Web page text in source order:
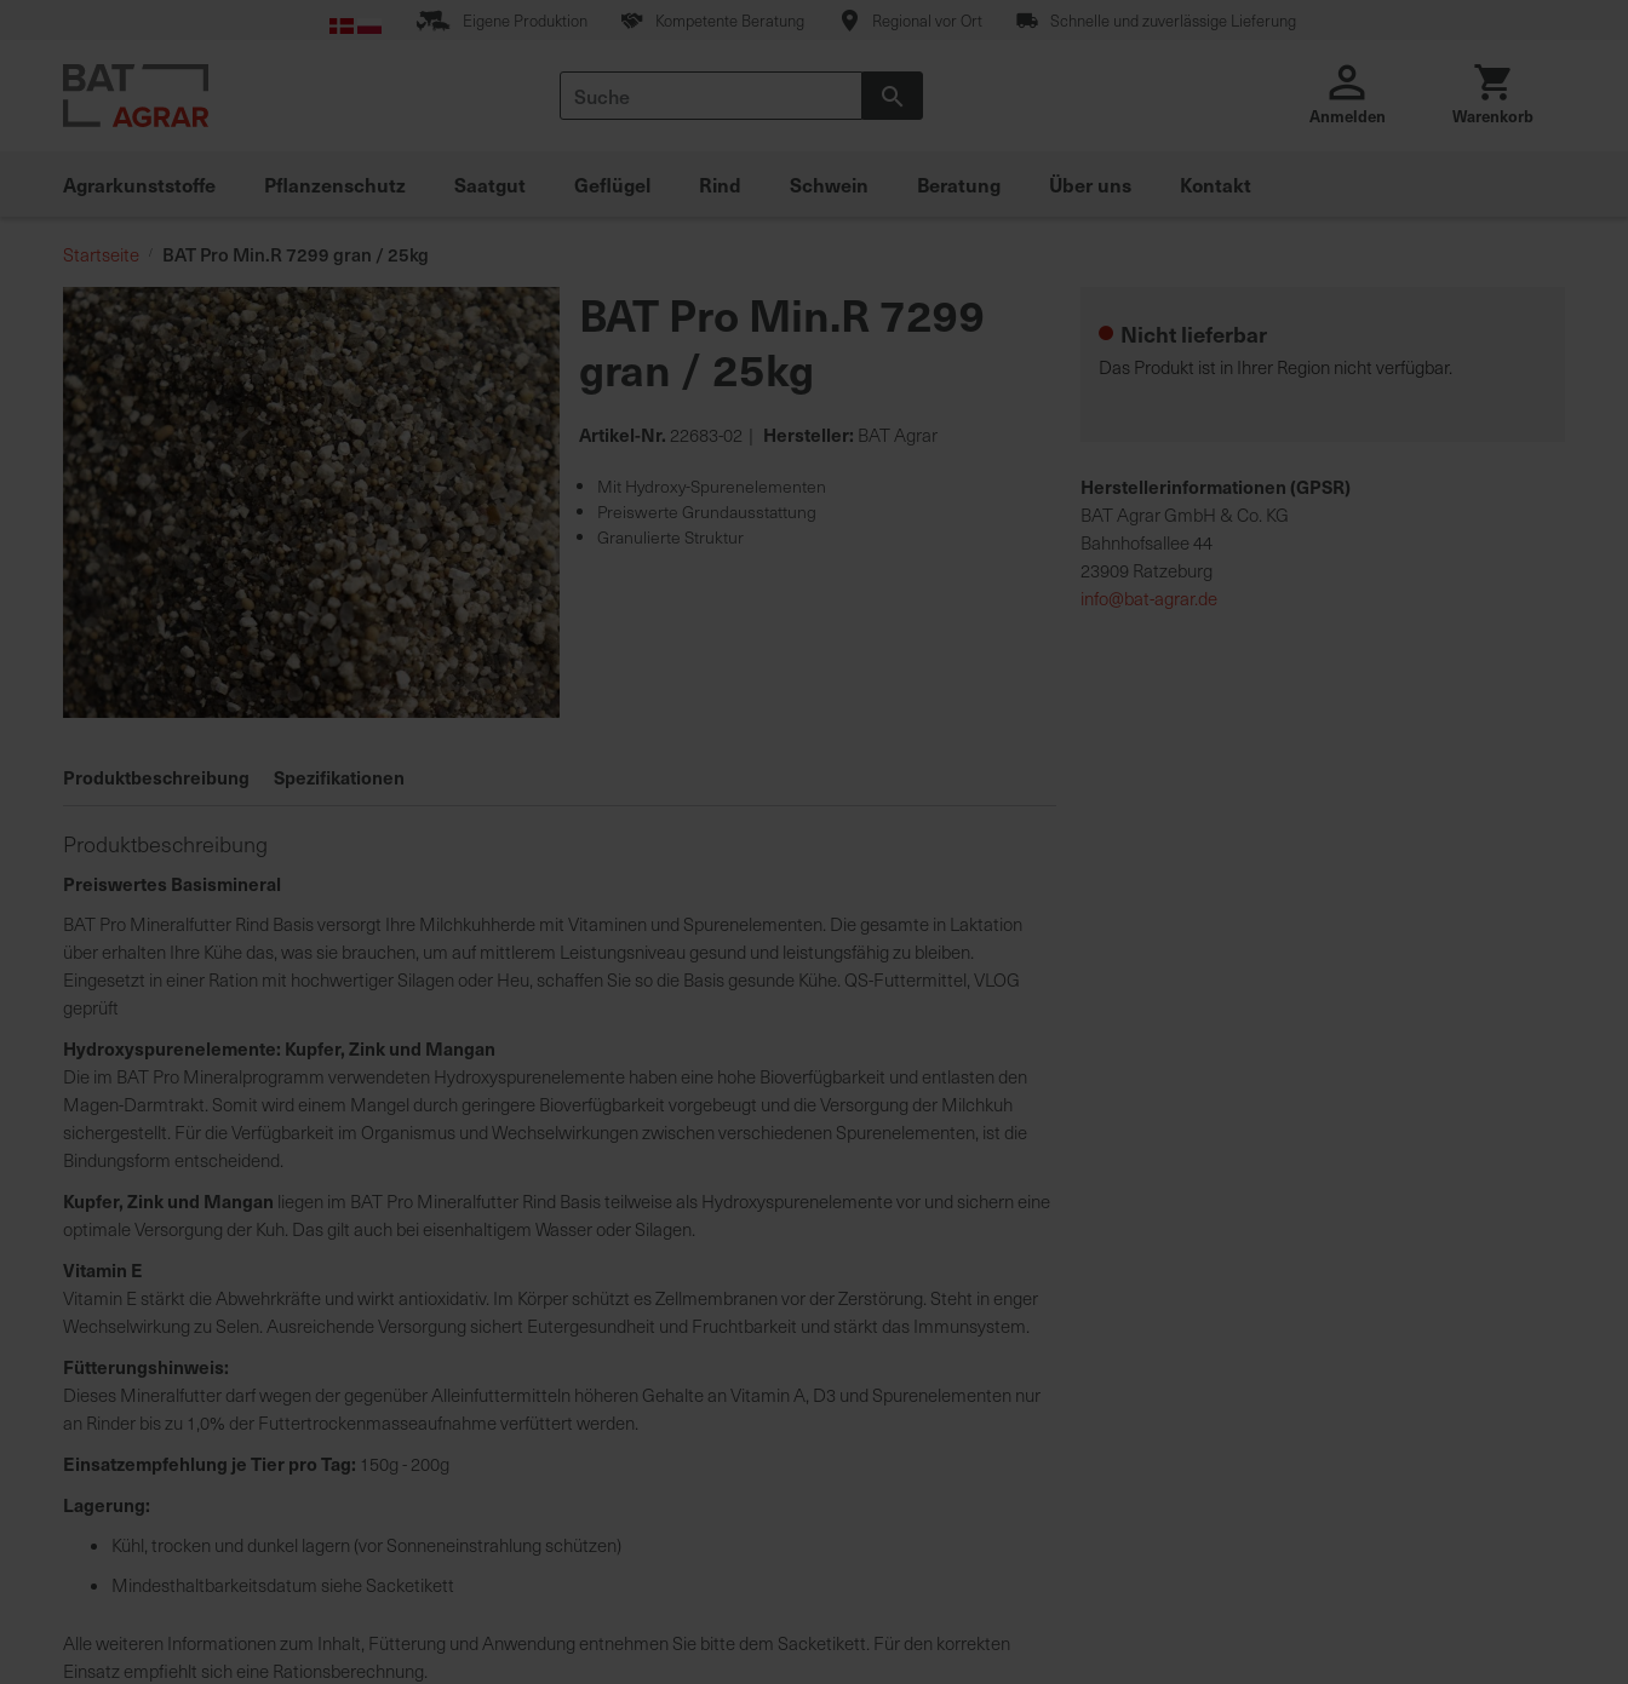
springen
Eigene Produktion Kompetente Beratung Regional vor Ort Schnelle und zuverlässige Lieferung
Suche
Anmelden Warenkorb
Agrarkunststoffe Pflanzenschutz Saatgut Geflügel Rind Schwein Beratung Über uns Kontakt
Startseite BAT Pro Min.R 7299 gran / 25kg
Zum
Ende
der
Bildgalerie
springen
der
springen
BAT Pro Min.R 7299
gran / 25kg
Artikel-Nr. 22683-02 Hersteller: BAT Agrar
Mit Hydroxy-Spurenelementen
Preiswerte Grundausstattung
Granulierte Struktur
Produktbeschreibung Spezifikationen
Produktbeschreibung
Preiswertes Basismineral
BAT Pro Mineralfutter Rind Basis versorgt Ihre Milchkuhherde mit Vitaminen und Spurenelementen. Die gesamte in Laktation
über erhalten Ihre Kühe das, was sie brauchen, um auf mittlerem Leistungsniveau gesund und leistungsfähig zu bleiben.
Eingesetzt in einer Ration mit hochwertiger Silagen oder Heu, schaffen Sie so die Basis gesunde Kühe. QS-Futtermittel, VLOG
geprüft
Hydroxyspurenelemente: Kupfer, Zink und Mangan
Die im BAT Pro Mineralprogramm verwendeten Hydroxyspurenelemente haben eine hohe Bioverfügbarkeit und entlasten den
Magen-Darmtrakt. Somit wird einem Mangel durch geringere Bioverfügbarkeit vorgebeugt und die Versorgung der Milchkuh
sichergestellt. Für die Verfügbarkeit im Organismus und Wechselwirkungen zwischen verschiedenen Spurenelementen, ist die
Bindungsform entscheidend.
Kupfer, Zink und Mangan liegen im BAT Pro Mineralfutter Rind Basis teilweise als Hydroxyspurenelemente vor und sichern eine
optimale Versorgung der Kuh. Das gilt auch bei eisenhaltigem Wasser oder Silagen.
Vitamin E
Vitamin E stärkt die Abwehrkräfte und wirkt antioxidativ. Im Körper schützt es Zellmembranen vor der Zerstörung. Steht in enger
Wechselwirkung zu Selen. Ausreichende Versorgung sichert Eutergesundheit und Fruchtbarkeit und stärkt das Immunsystem.
Fütterungshinweis:
Dieses Mineralfutter darf wegen der gegenüber Alleinfuttermitteln höheren Gehalte an Vitamin A, D3 und Spurenelementen nur
an Rinder bis zu 1,0% der Futtertrockenmasseaufnahme verfüttert werden.
Einsatzempfehlung je Tier pro Tag: 150g - 200g
Lagerung:
Kühl, trocken und dunkel lagern (vor Sonneneinstrahlung schützen)
Mindesthaltbarkeitsdatum siehe Sacketikett
Alle weiteren Informationen zum Inhalt, Fütterung und Anwendung entnehmen Sie bitte dem Sacketikett. Für den korrekten
Einsatz empfiehlt sich eine Rationsberechnung.
Nicht lieferbar
Das Produkt ist in Ihrer Region nicht verfügbar.
Herstellerinformationen (GPSR)
BAT Agrar GmbH & Co. KG
Bahnhofsallee 44
23909 Ratzeburg
info@bat-agrar.de